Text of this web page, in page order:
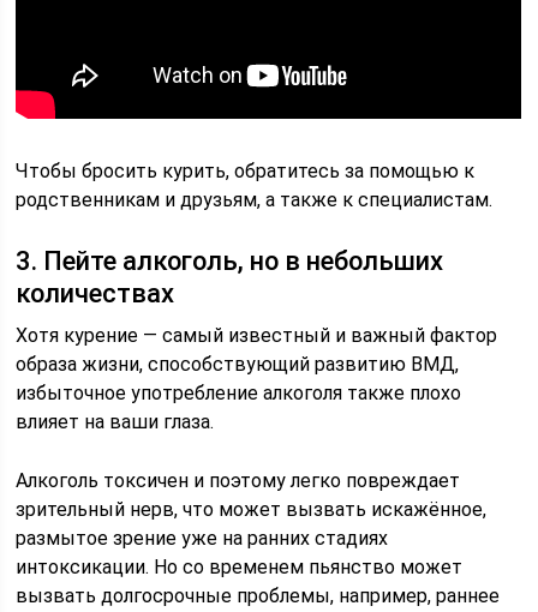
Чтобы бросить курить, обратитесь за помощью к
родственникам и друзьям, а также к специалистам.
3. Пейте алкоголь, но в небольших
количествах
Хотя курение — самый известный и важный фактор
образа жизни, способствующий развитию ВМД,
избыточное употребление алкоголя также плохо
влияет на ваши глаза.
Алкоголь токсичен и поэтому легко повреждает
зрительный нерв, что может вызвать искажённое,
размытое зрение уже на ранних стадиях
интоксикации. Но со временем пьянство может
вызвать долгосрочные проблемы, например, раннее